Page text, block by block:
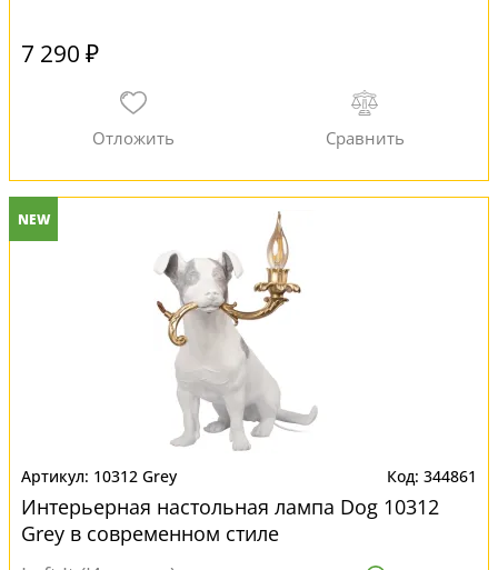
7 290 ₽
NEW
10312 Grey 344861
Интерьерная настольная лампа Dog 10312
Grey в современном стиле